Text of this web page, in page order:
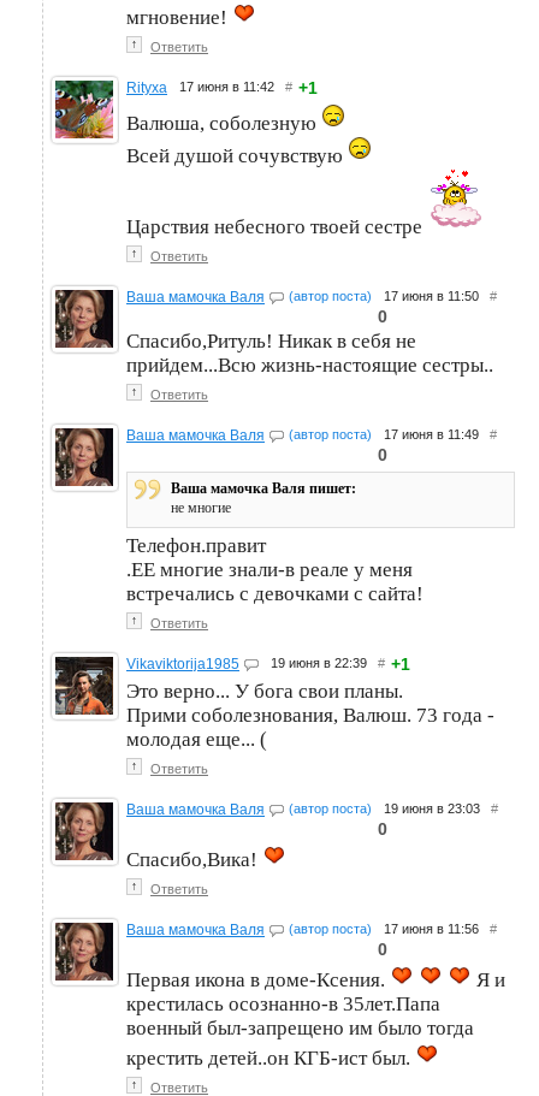
мгновение!
↑ Ответить
Rityxa 17 июня в 11:42 # +1
Валюша, соболезную
Всей душой сочувствую
Царствия небесного твоей сестре
↑ Ответить
Ваша мамочка Валя (автор поста) 17 июня в 11:50 #
0
Спасибо,Ритуль! Никак в себя не
прийдем...Всю жизнь-настоящие сестры..
↑ Ответить
Ваша мамочка Валя (автор поста) 17 июня в 11:49 #
0
Ваша мамочка Валя пишет:
не многие
Телефон.правит
.ЕЕ многие знали-в реале у меня
встречались с девочками с сайта!
↑ Ответить
Vikaviktorija1985 19 июня в 22:39 # +1
Это верно... У бога свои планы.
Прими соболезнования, Валюш. 73 года -
молодая еще... (
↑ Ответить
Ваша мамочка Валя (автор поста) 19 июня в 23:03 #
0
Спасибо,Вика!
↑ Ответить
Ваша мамочка Валя (автор поста) 17 июня в 11:56 #
0
Первая икона в доме-Ксения.
Я и
крестилась осознанно-в 35лет.Папа
военный был-запрещено им было тогда
крестить детей..он КГБ-ист был.
↑ Ответить